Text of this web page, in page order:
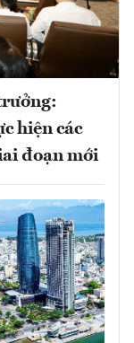
hiện các
đoạn mới